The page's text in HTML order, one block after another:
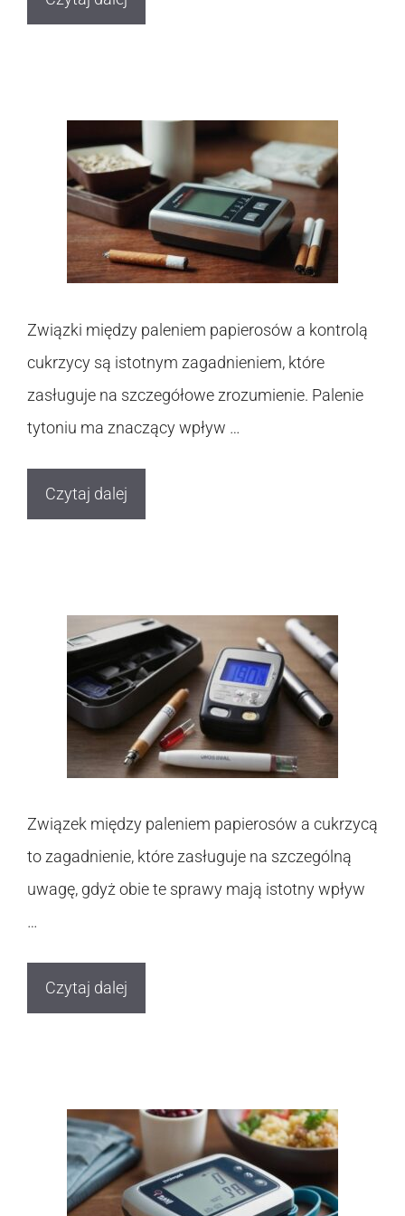
Związki między paleniem papierosów a kontrolą
cukrzycy są istotnym zagadnieniem, które
zasługuje na szczegółowe zrozumienie. Palenie
tytoniu ma znaczący wpływ …
Czytaj dalej
Związek między paleniem papierosów a cukrzycą
to zagadnienie, które zasługuje na szczególną
uwagę, gdyż obie te sprawy mają istotny wpływ
…
Czytaj dalej